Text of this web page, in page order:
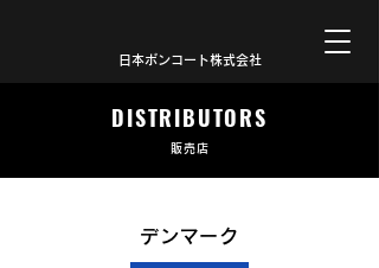
日本ボンコート株式会社
DISTRIBUTORS
販売店
デンマーク